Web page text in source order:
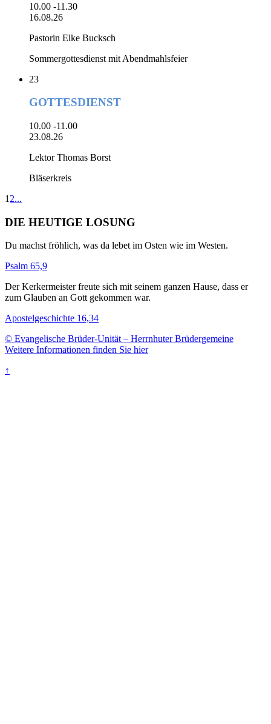
10.00 -11.30
16.08.26
Pastorin Elke Bucksch
Sommergottesdienst mit Abendmahlsfeier
23
GOTTESDIENST
10.00 -11.00
23.08.26
Lektor Thomas Borst
Bläserkreis
1 2...
DIE HEUTIGE LOSUNG
Du machst fröhlich, was da lebet im Osten wie im Westen.
Psalm 65,9
Der Kerkermeister freute sich mit seinem ganzen Hause, dass er
zum Glauben an Gott gekommen war.
Apostelgeschichte 16,34
© Evangelische Brüder-Unität – Herrnhuter Brüdergemeine
Weitere Informationen finden Sie hier
↑